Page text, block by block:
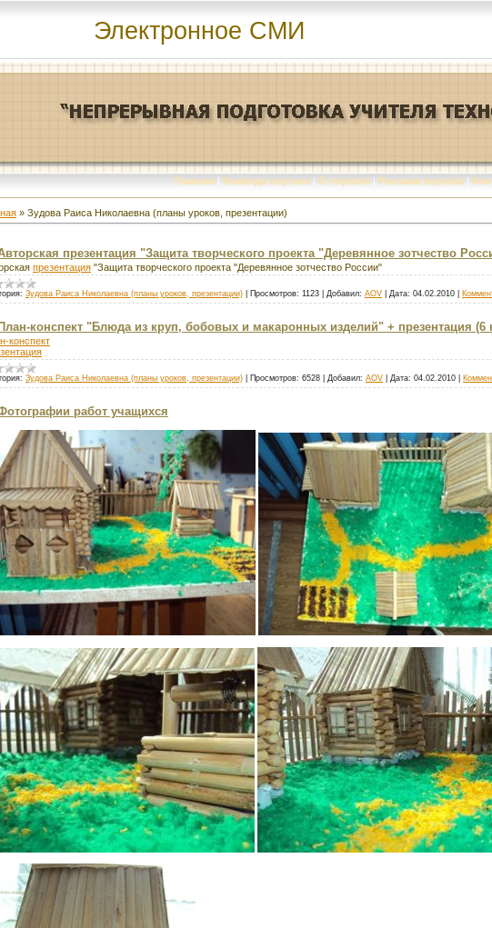
Электронное СМИ
Главная | Команда портала | О портале | Реклама портала |
» Зудова Раиса Николаевна (планы уроков, презентации)
презентация "Защита творческого проекта "Деревянное зотчество
презентация "Защита творческого проекта "Деревянное зотчество России"
Зудова Раиса Николаевна (планы уроков, презентации) Просмотров: 1123 Добавил: AOV Дата: 04.02.2010
План-конспект "Блюда из круп, бобовых и макаронных изделий" + презентация (6
конспект
Зудова Раиса Николаевна (планы уроков, презентации) Просмотров: 6528 Добавил: AOV Дата: 04.02.2010
работ учащихся